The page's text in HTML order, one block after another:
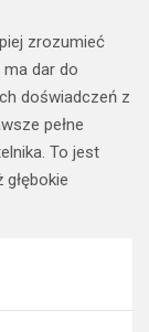
zrozumieć
dar do
doświadczeń z
pełne
To jest